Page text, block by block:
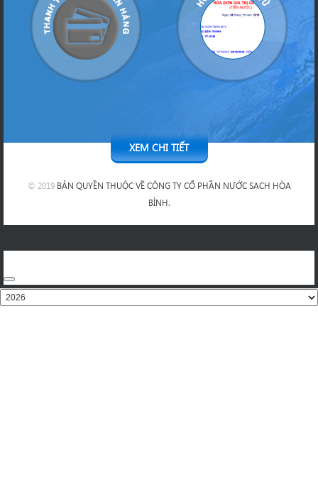
XEM CHI TIẾT
© 2019BẢN QUYỀN THUỘC VỀ CÔNG TY CỔ PHẦN NƯỚC SẠCH HÒA
BÌNH.